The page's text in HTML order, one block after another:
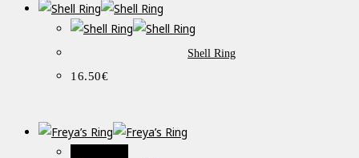
Shell Ring
16.50€